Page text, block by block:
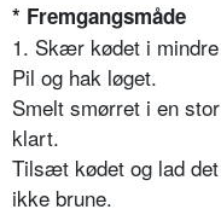
* Fremgangsmåde
1. Skær kødet i
Pil og hak løget.
Smelt smørret i en
klart.
Tilsæt kødet og lad
ikke brune.